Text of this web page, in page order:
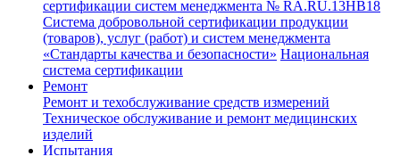
сертификации систем менеджмента № RA.RU.13HB18
Система добровольной сертификации продукции
(товаров), услуг (работ) и систем менеджмента
«Стандарты качества и безопасности» Национальная
система сертификации
Ремонт
Ремонт и техобслуживание средств измерений
Техническое обслуживание и ремонт медицинских
изделий
Испытания